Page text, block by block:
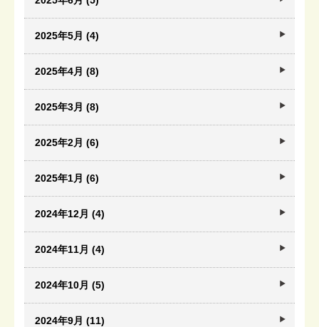
2025年5月 (4)
2025年4月 (8)
2025年3月 (8)
2025年2月 (6)
2025年1月 (6)
2024年12月 (4)
2024年11月 (4)
2024年10月 (5)
2024年9月 (11)